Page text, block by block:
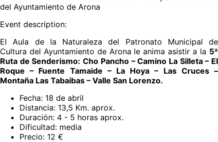
del Ayuntamiento de Arona
Event description:
El Aula de la Naturaleza del Patronato Municipal de
Cultura del Ayuntamiento de Arona le anima asistir a la 5ª
Ruta de Senderismo: Cho Pancho – Camino La Silleta – El
Roque – Fuente Tamaide – La Hoya – Las Cruces –
Montaña Las Tabaibas – Valle San Lorenzo.
Fecha: 18 de abril
Distancia: 13,5 Km. aprox.
Duración: 4 - 5 horas aprox.
Dificultad: media
Precio: 12 €